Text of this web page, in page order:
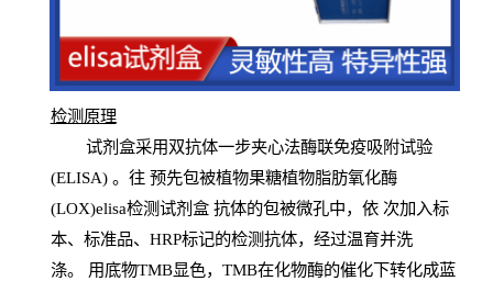
检测原理
试剂盒采用双抗体一步夹心法酶联免疫吸附试验
(ELISA) 。往 预先包被植物果糖植物脂肪氧化酶
(LOX)elisa检测试剂盒抗体的包被微孔中，依 次加入标
本、标准品、 HRP标记的检测抗体，经过温育并洗
涤。 用底物TMB显色， TMB在化物酶的催化下转化成蓝